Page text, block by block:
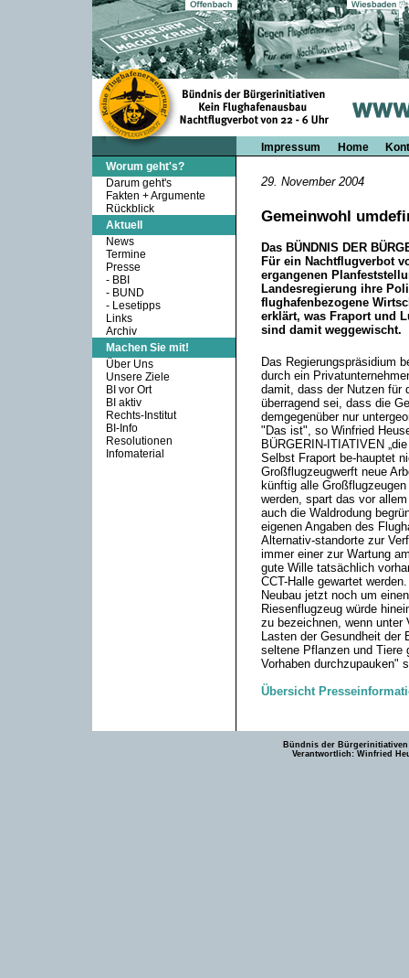
Impressum Home
Worum geht's?
Darum geht's
Fakten + Argumente
Rückblick
Aktuell
News
Termine
Presse
- BBI
- BUND
- Lesetipps
Links
Archiv
Machen Sie mit!
Über Uns
Unsere Ziele
BI vor Ort
BI aktiv
Rechts-Institut
BI-Info
Resolutionen
Infomaterial
29. November 2004
Gemeinwohl
Das BÜNDNIS DER
Für ein Nachtflugverbot
ergangenen
Landesregierung ihre
flughafenbezogene
erklärt, was Fraport und
sind damit weggewischt.
Das Regierungspräsidium
durch ein
damit, dass der Nutzen für
überragend sei, dass die
demgegenüber nur
"Das ist", so Winfried
BÜRGERIN-ITIATIVEN
Selbst Fraport be-hauptet
Großflugzeugwerft neue
künftig alle
werden, spart das vor
auch die Waldrodung
eigenen Angaben des
Alternativ-standorte zur
immer einer zur Wartung
gute Wille tatsächlich
CCT-Halle gewartet
Neubau jetzt noch um
Riesenflugzeug würde
zu bezeichnen, wenn unter
Lasten der Gesundheit der
seltene Pflanzen und Tiere
Vorhaben durchzupauken"
Übersicht
Bündnis der
Verantwortlich: Winfried